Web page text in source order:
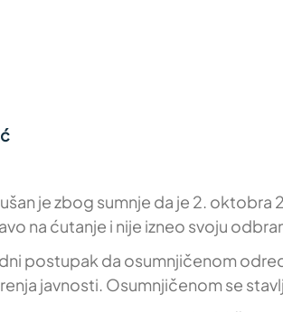
je zbog sumnje da je 2.
na ćutanje i nije izneo svoju
postupak da osumnjičenom
javnosti. Osumnjičenom se